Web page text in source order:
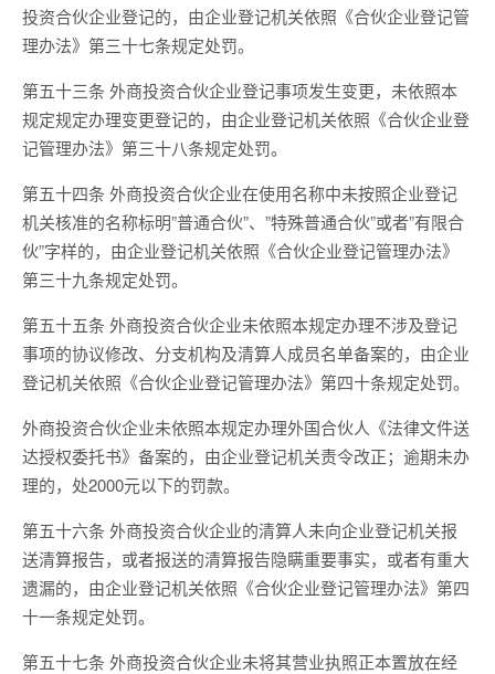
投资合伙企业登记的，由企业登记机关依照《合伙企业登记管
理办法》第三十七条规定处罚。
第五十三条 外商投资合伙企业登记事项发生变更，未依照本
规定规定办理变更登记的，由企业登记机关依照《合伙企业登
记管理办法》第三十八条规定处罚。
第五十四条 外商投资合伙企业在使用名称中未按照企业登记
机关核准的名称标明”普通合伙”、”特殊普通合伙”或者”有限合
伙”字样的，由企业登记机关依照《合伙企业登记管理办法》
第三十九条规定处罚。
第五十五条 外商投资合伙企业未依照本规定办理不涉及登记
事项的协议修改、分支机构及清算人成员名单备案的，由企业
登记机关依照《合伙企业登记管理办法》第四十条规定处罚。
外商投资合伙企业未依照本规定办理外国合伙人《法律文件送
达授权委托书》备案的，由企业登记机关责令改正；逾期未办
理的，处2000元以下的罚款。
第五十六条 外商投资合伙企业的清算人未向企业登记机关报
送清算报告，或者报送的清算报告隐瞒重要事实，或者有重大
遗漏的，由企业登记机关依照《合伙企业登记管理办法》第四
十一条规定处罚。
第五十七条 外商投资合伙企业未将其营业执照正本置放在经